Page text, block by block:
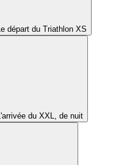
Le départ du Triathlon XS
L'arrivée du XXL, de nuit